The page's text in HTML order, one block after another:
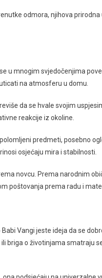
odmora, njihova
u mnogim svjedočenjima
na atmosferu u domu.
da se hvale svojim
reakcije iz okoline.
predmeti, posebno
osjećaju mira i stabilnosti.
novcu. Prema narodnim
poštovanja prema radu i
Vangi jeste ideja da se
briga o životinjama smatraju